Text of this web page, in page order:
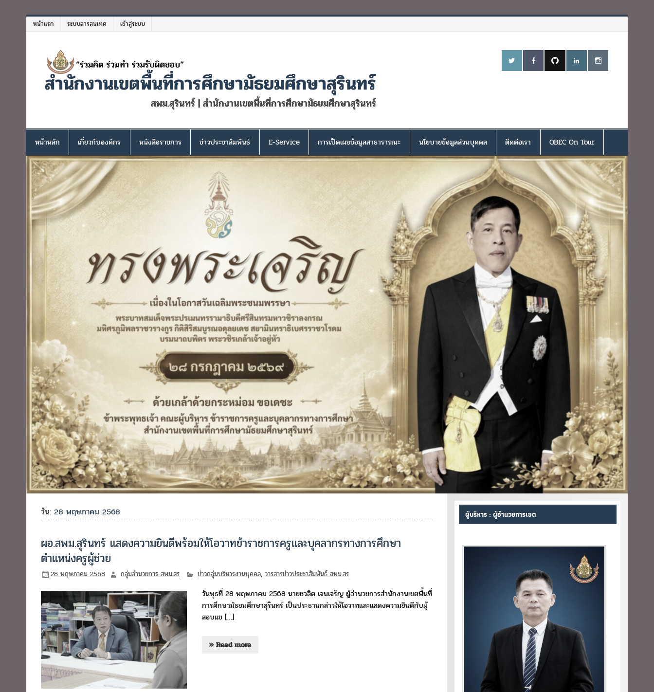
หน้าแรก ระบบสารสนเทศ เข้าสู่ระบบ
สำนักงานเขตพื้นที่การศึกษามัธยมศึกษาสุรินทร์
สพม.สุรินทร์ | สำนักงานเขตพื้นที่การศึกษามัธยมศึกษาสุรินทร์
หน้าหลัก เกี่ยวกับองค์กร หนังสือราชการ ข่าวประชาสัมพันธ์ E-Service การเปิดเผยข้อมูลสาธารารณะ นโยบายข้อมูลส่วนบุคคล ติดต่อเรา OBEC On Tour
วัน:28 พฤษภาคม 2568
ผอ.สพม.สุรินทร์ แสดงความยินดีพร้อมให้โอวาทข้าราชการครูและบุคลากรทางการศึกษา
ตำแหน่งครูผู้ช่วย
28 พฤษภาคม 2568 กลุ่มอำนวยการ สพม.สร ข่าวกลุ่มบริหารงานบุคคล, วารสารข่าวประชาสัมพันธ์ สพม.สร
วันพุธที่ 28 พฤษภาคม 2568 นายชวลิต เจนเจริญ ผู้อำนวยการสำนักงานเขตพื้นที่
การศึกษามัธยมศึกษาสุรินทร์ เป็นประธานกล่าวให้โอวาทและแสดงความยินดีกับผู้
สอบแข […]
» Read more
ผู้บริหาร : ผู้อำนวยการเขต